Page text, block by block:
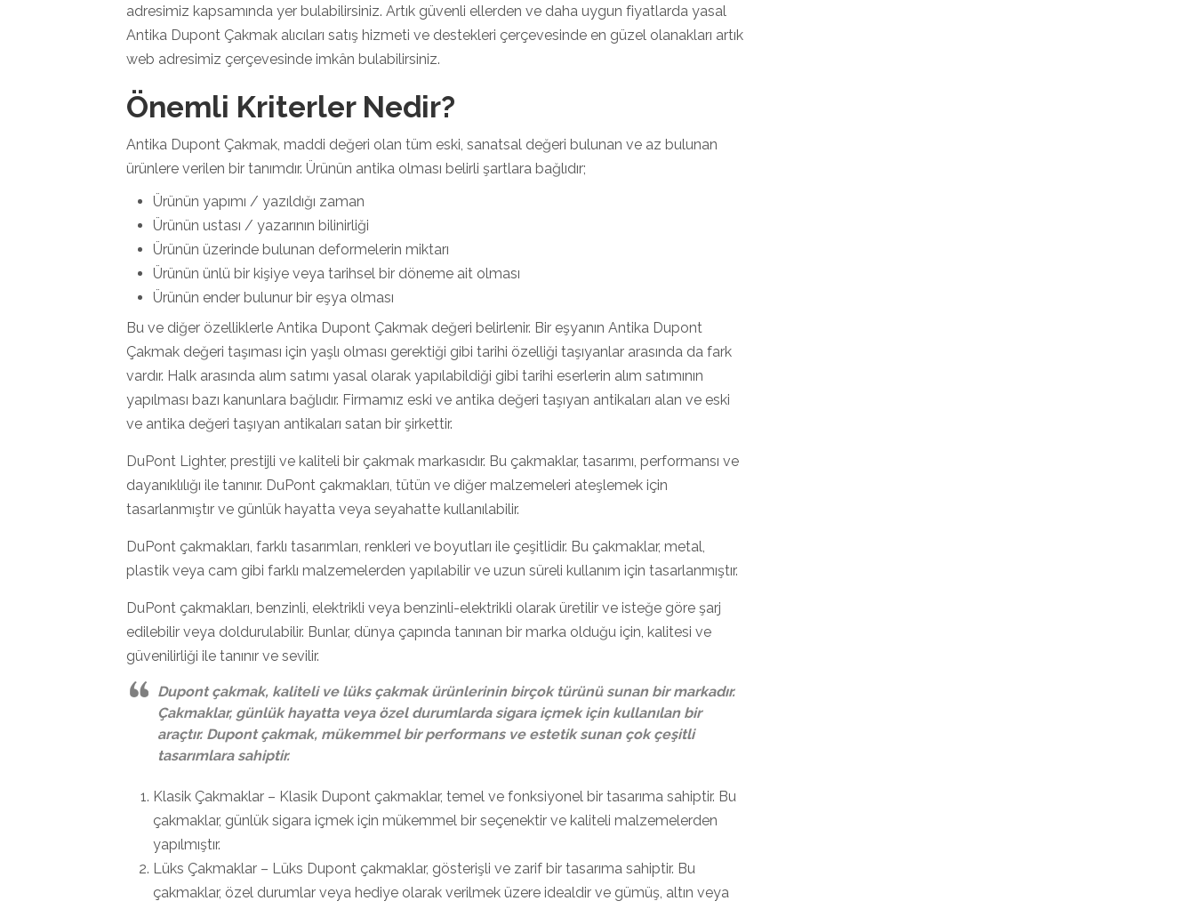
adresimiz kapsamında yer bulabilirsiniz. Artık güvenli ellerden ve daha uygun fiyatlarda yasal
Antika Dupont Çakmak alıcıları satış hizmeti ve destekleri çerçevesinde en güzel olanakları artık
web adresimiz çerçevesinde imkân bulabilirsiniz.
Önemli Kriterler Nedir?
Antika Dupont Çakmak, maddi değeri olan tüm eski, sanatsal değeri bulunan ve az bulunan
ürünlere verilen bir tanımdır. Ürünün antika olması belirli şartlara bağlıdır;
Ürünün yapımı / yazıldığı zaman
Ürünün ustası / yazarının bilinirliği
Ürünün üzerinde bulunan deformelerin miktarı
Ürünün ünlü bir kişiye veya tarihsel bir döneme ait olması
Ürünün ender bulunur bir eşya olması
Bu ve diğer özelliklerle Antika Dupont Çakmak değeri belirlenir. Bir eşyanın Antika Dupont
Çakmak değeri taşıması için yaşlı olması gerektiği gibi tarihi özelliği taşıyanlar arasında da fark
vardır. Halk arasında alım satımı yasal olarak yapılabildiği gibi tarihi eserlerin alım satımının
yapılması bazı kanunlara bağlıdır. Firmamız eski ve antika değeri taşıyan antikaları alan ve eski
ve antika değeri taşıyan antikaları satan bir şirkettir.
DuPont Lighter, prestijli ve kaliteli bir çakmak markasıdır. Bu çakmaklar, tasarımı, performansı ve
dayanıklılığı ile tanınır. DuPont çakmakları, tütün ve diğer malzemeleri ateşlemek için
tasarlanmıştır ve günlük hayatta veya seyahatte kullanılabilir.
DuPont çakmakları, farklı tasarımları, renkleri ve boyutları ile çeşitlidir. Bu çakmaklar, metal,
plastik veya cam gibi farklı malzemelerden yapılabilir ve uzun süreli kullanım için tasarlanmıştır.
DuPont çakmakları, benzinli, elektrikli veya benzinli-elektrikli olarak üretilir ve isteğe göre şarj
edilebilir veya doldurulabilir. Bunlar, dünya çapında tanınan bir marka olduğu için, kalitesi ve
güvenilirliği ile tanınır ve sevilir.
Dupont çakmak, kaliteli ve lüks çakmak ürünlerinin birçok türünü sunan bir markadır.
Çakmaklar, günlük hayatta veya özel durumlarda sigara içmek için kullanılan bir
araçtır. Dupont çakmak, mükemmel bir performans ve estetik sunan çok çeşitli
tasarımlara sahiptir.
Klasik Çakmaklar – Klasik Dupont çakmaklar, temel ve fonksiyonel bir tasarıma sahiptir. Bu
çakmaklar, günlük sigara içmek için mükemmel bir seçenektir ve kaliteli malzemelerden
yapılmıştır.
Lüks Çakmaklar – Lüks Dupont çakmaklar, gösterişli ve zarif bir tasarıma sahiptir. Bu
çakmaklar, özel durumlar veya hediye olarak verilmek üzere idealdir ve gümüş, altın veya